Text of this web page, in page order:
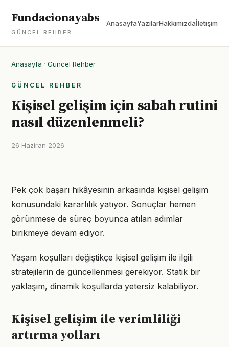
Fundacionayabs
GÜNCEL REHBER
AnasayfaYazılarHakkımızdaİletişim
Anasayfa · Güncel Rehber
GÜNCEL REHBER
Kişisel gelişim için sabah rutini
nasıl düzenlenmeli?
26 Haziran 2026
Pek çok başarı hikâyesinin arkasında kişisel gelişim
konusundaki kararlılık yatıyor. Sonuçlar hemen
görünmese de süreç boyunca atılan adımlar
birikmeye devam ediyor.
Yaşam koşulları değiştikçe kişisel gelişim ile ilgili
stratejilerin de güncellenmesi gerekiyor. Statik bir
yaklaşım, dinamik koşullarda yetersiz kalabiliyor.
Kişisel gelişim ile verimliliği
artırma yolları